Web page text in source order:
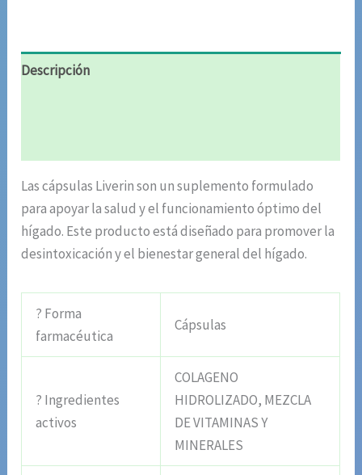
Descripción
Las cápsulas Liverin son un suplemento formulado
para apoyar la salud y el funcionamiento óptimo del
hígado. Este producto está diseñado para promover la
desintoxicación y el bienestar general del hígado.
? Forma
farmacéutica
Cápsulas
? Ingredientes
activos
COLAGENO
HIDROLIZADO, MEZCLA
DE VITAMINAS Y
MINERALES